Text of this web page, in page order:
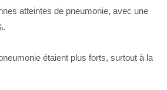
atteintes de pneumonie, avec une
étaient plus forts, surtout à la